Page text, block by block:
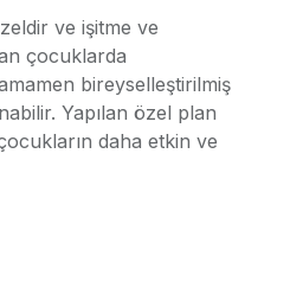
ve işitme ve
çocuklarda
bireyselleştirilmiş
Yapılan özel plan
daha etkin ve